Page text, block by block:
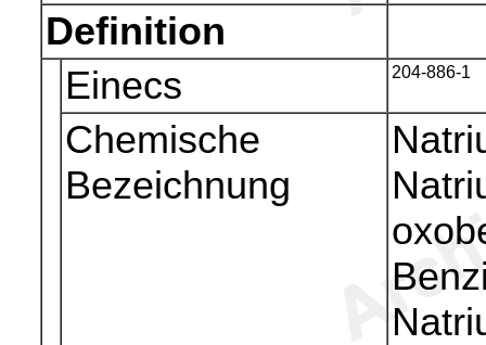
Definition
Einecs
204-886-1
Chemische
Bezeichnung